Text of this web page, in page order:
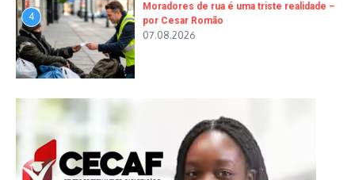
4
Moradores de rua é uma triste realidade –
por Cesar Romão
07.08.2026